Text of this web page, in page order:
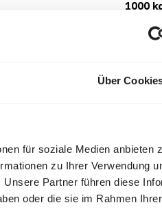
Über
für soziale Medien anbieten
zu Ihrer Verwendung
Partner führen diese
oder die sie im Rahmen
1000
100%
handelt es sich um
Vorschriften.